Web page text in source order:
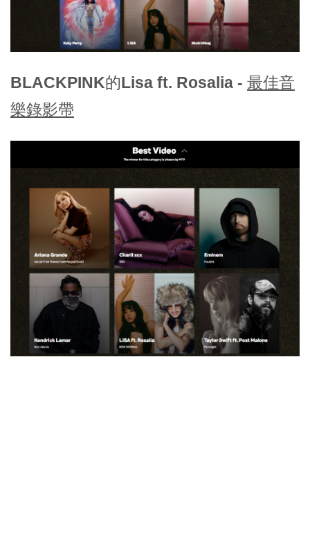
BLACKPINK的Lisa ft. Rosalia - 最佳音
樂錄影帶